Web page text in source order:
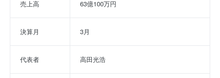
売上高 63億100万円
決算月 3月
代表者 高田光浩